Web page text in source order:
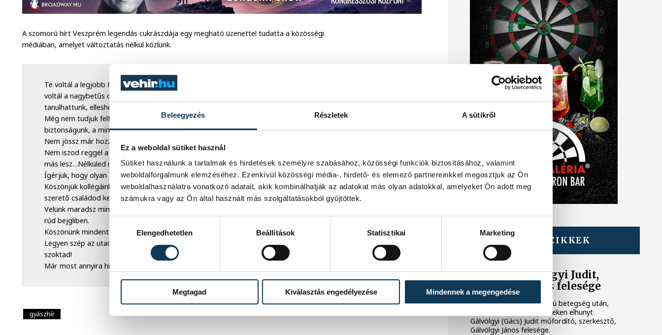
Beleegyezés Részletek A sütikről
Ez a weboldal sütiket használ
Sütiket használunk a tartalmak és hirdetések személyre szabásához, közösségi funkciók biztosításához, valamint
weboldalforgalmunk elemzéséhez. Ezenkívül közösségi média-, hirdető- és elemező partnereinkkel megosztjuk az Ön
weboldalhasználatra vonatkozó adatait, akik kombinálhatják az adatokat más olyan adatokkal, amelyeket Ön adott meg
számukra vagy az Ön által használt más szolgáltatásokból gyűjtöttek.
Elengedhetetlen
Beállítások Statisztikai Marketing
Megtagad Kiválasztás engedélyezése Mindennek a megengedése
A szomorú hírt Veszprém legendás cukrászdája egy megható üzenettel tudatta a közösségi
médiában, amelyet változtatás nélkül közlünk.
Te voltál a legjobb Férj, Apa, Nagypapa, Főnök, Munkatárs, Rokon, Barát és Szomszéd. Te
voltál a nagybetűs csupaszív EMBER. Köszönjük azt a rengeteg jót amit Tőled
tanulhattunk, elleshettünk akár az életben, akár a munkában.
Még nem tudjuk felfogni, hogy lesz a holnap nélküled, mert Te voltál a mi erőnk, lelkünk,
biztonságunk, a mindenünk.
Nem jössz már hozzánk gesztenye szívet készíteni, pedig Nálad szebbet senki nem csinál.
Nem iszod reggel a kávédat az asztalodnál és nem söprögetsz a cukrászda előtt. Minden
más lesz…Nélküled minden más lesz...
Ígérjük, hogy olyan alázattal folytatjuk a művedet, hogy mindig büszke lehess ránk.
Köszönjük kollégáinknak, hogy az utolsó hetedben minden óránkat Veled tölthettük és így
szerető családod kezei közt hunytad le szemed.
Velünk maradsz minden gombóc vanília fagylaltban, minden szelet süteményben, minden
rúd bejgliben.
Köszönünk mindent Drága Öcsi, Édesapa, Papa, Papuci, Kokó bácsi, Pista bácsi!
Legyen szép az utad és figyelj minket továbbra is kellő szigorral és sok szeretettel, ahogy
szoktad!
Már most annyira hiányzol!
gyászhír
TOVÁBBI CIKKEK
GYÁSZHÍR
Elhunyt Gálvölgyi Judit,
Gálvölgyi János felesége
Méltósággal viselt, hosszú betegség után,
életének 81. évében pénteken elhunyt
Gálvölgyi (Gács) Judit műfordító, szerkesztő,
Gálvölgyi János felesége.